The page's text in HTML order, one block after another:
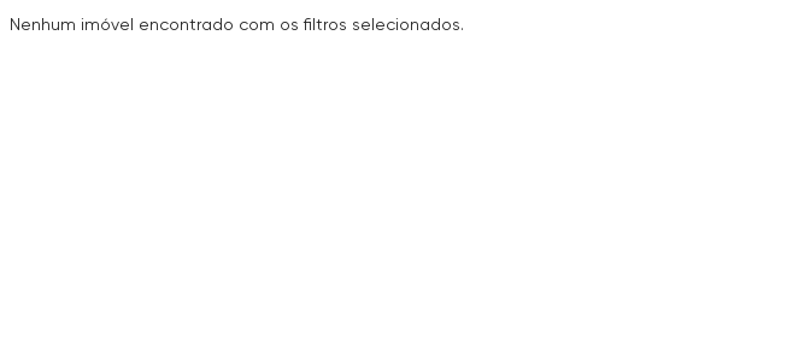
Nenhum imóvel encontrado com os filtros selecionados.